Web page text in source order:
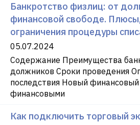
Банкротство физлиц: от
финансовой свободе.
ограничения процедуры
05.07.2024
Содержание Преимущества
должников Сроки проведения
последствия Новый
финансовыми
Как подключить торговый